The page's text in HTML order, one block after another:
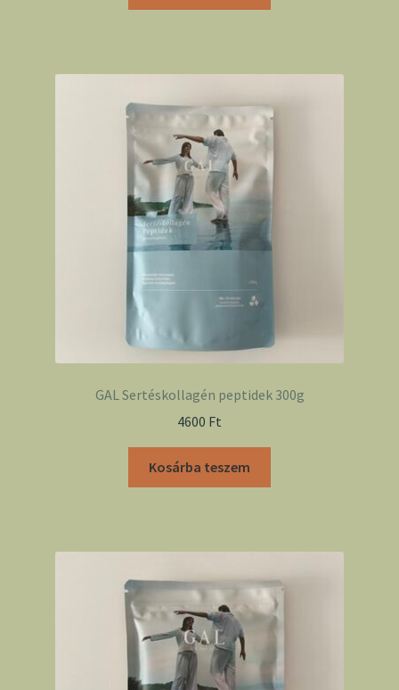
GAL Sertéskollagén peptidek 300g
4600 Ft
Kosárba teszem